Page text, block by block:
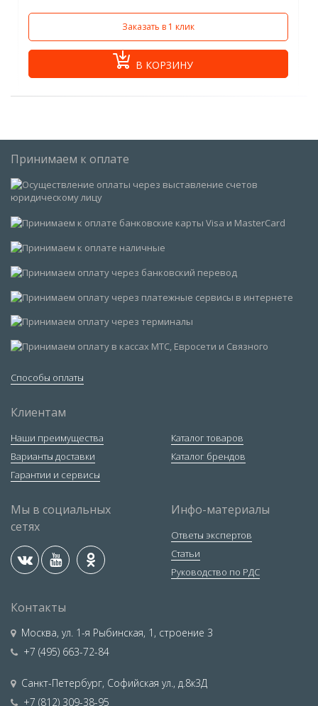
Заказать в 1 клик
В КОРЗИНУ
Принимаем к оплате
Способы оплаты
Клиентам
Наши преимущества
Варианты доставки
Гарантии и сервисы
Каталог товаров
Каталог брендов
Мы в социальных
сетях
Инфо-материалы
Ответы экспертов
Статьи
Руководство по РДС
Контакты
Москва, ул. 1-я Рыбинская, 1, строение 3
+7 (495) 663-72-84
Санкт-Петербург, Софийская ул., д.8к3Д
+7 (812) 309-38-95